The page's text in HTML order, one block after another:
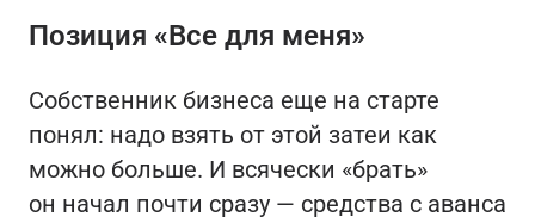
Позиция «Все для меня»
Собственник бизнеса еще на старте
понял: надо взять от этой затеи как
можно больше. И всячески «брать»
он начал почти сразу — средства с аванса